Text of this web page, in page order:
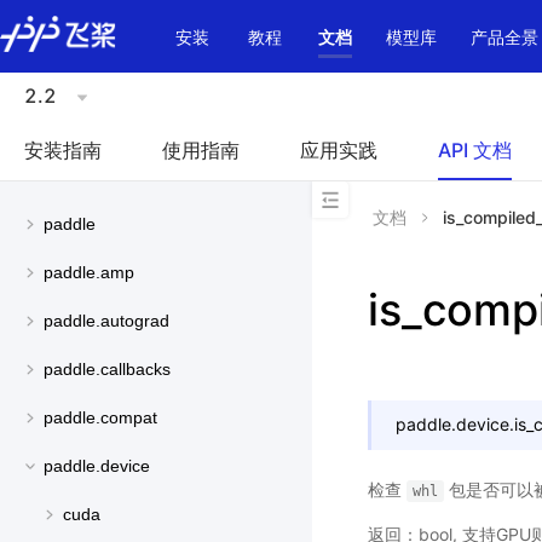
\u200E
安装
教程 文档 模型库 产品全景
2.2
安装指南 使用指南 应用实践 API 文档
paddle
paddle.amp
paddle.autograd
paddle.callbacks
paddle.compat
paddle.device
cuda
文档
paddle.device.
检查 whl 包是否可以
返回：bool, 支持GPU